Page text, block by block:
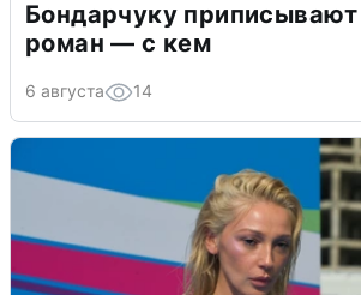
Бондарчуку
роман — с кем
6 августа 14